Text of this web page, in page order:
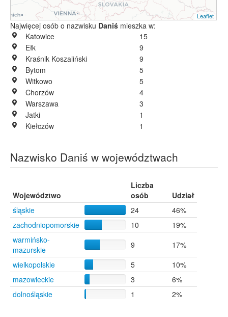
Leaflet
Najwięcej osób o nazwisku Daniś mieszka w:
Katowice
15
Ełk
9
Kraśnik Koszaliński
9
Bytom
5
Witkowo
5
Chorzów
4
Warszawa
3
Jatki
1
Kiełczów
1
Nazwisko Daniś w województwach
Województwo
Liczba
osób
Udział
śląskie
24
46%
zachodniopomorskie
10
19%
warmińsko-
mazurskie
9
17%
wielkopolskie
5
10%
mazowieckie
3
6%
dolnośląskie
1 2%